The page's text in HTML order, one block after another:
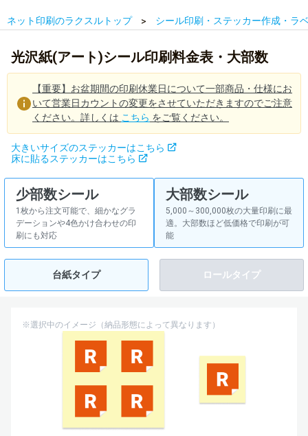
ネット印刷のラクスルトップ シール印刷・ステッカー作成・ラ
光沢紙(アート)シール印刷料金表・大部数
【重要】お盆期間の印刷休業日について一部商品・仕様にお
いて営業日カウントの変更をさせていただきますのでご注意
ください。詳しくは こちら をご覧ください。
大きいサイズのステッカーはこちら
床に貼るステッカーはこちら
少部数シール
1枚から注文可能で、細かなグラ
デーションや4色かけ合わせの印
刷にも対応
大部数シール
5,000～300,000枚の大量印刷に最
適。大部数ほど低価格で印刷が可
能
台紙タイプ ロールタイプ
※選択中のイメージ（納品形態によって異なります）